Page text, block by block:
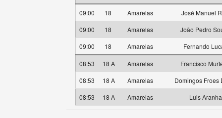
09:00 18 Amarelas
José Manuel
09:00
18 Amarelas
João Pedro
09:00
18 Amarelas Fernando
08:53 18 A Amarelas
Francisco
08:53
18 A Amarelas
Domingos Froes
08:53
18 A Amarelas Luis Aranha